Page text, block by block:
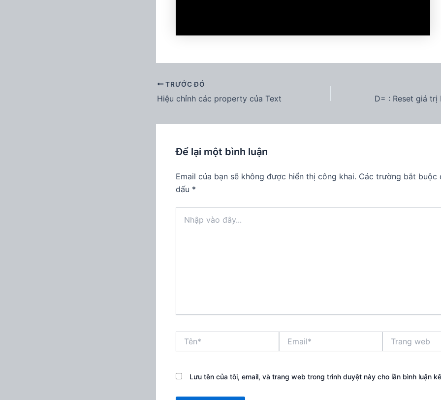
TRƯỚC ĐÓ
Hiệu chỉnh các property của Text
Để lại một bình luận
Email của bạn sẽ không được hiển thị công khai. Các trường bắt buộc
dấu *
vào
web
Lưu tên của tôi, email, và trang web trong trình duyệt này cho lần bình luận